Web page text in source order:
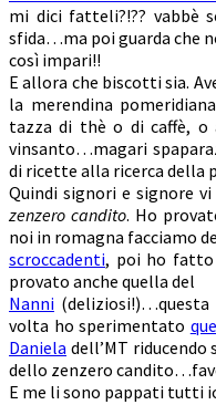
mi dici fatteli?!?? vabbè
sfida…ma poi guarda che
così impari!!
E allora che biscotti sia.
la merendina
tazza di thè o di caffè, o
vinsanto…magari
di ricette alla ricerca della
Quindi signori e signore
zenzero candito. Ho
noi in romagna facciamo
scroccadenti, poi ho fatto
provato anche quella del
Nanni
volta ho sperimentato
Daniela dell’MT
dello zenzero
E me li sono pappati tutti